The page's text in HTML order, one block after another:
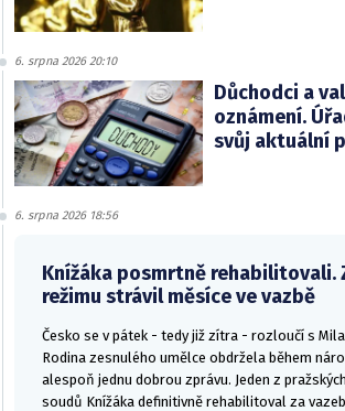
6. srpna 2026 20:10
Důchodci a
oznámení.
svůj aktuální
6. srpna 2026 18:56
Knížáka posmrtně rehabilitovali.
režimu strávil měsíce ve vazbě
Česko se v pátek - tedy již zítra - rozloučí s
Rodina zesnulého umělce obdržela během
alespoň jednu dobrou zprávu. Jeden z
soudů Knížáka definitivně rehabilitoval za